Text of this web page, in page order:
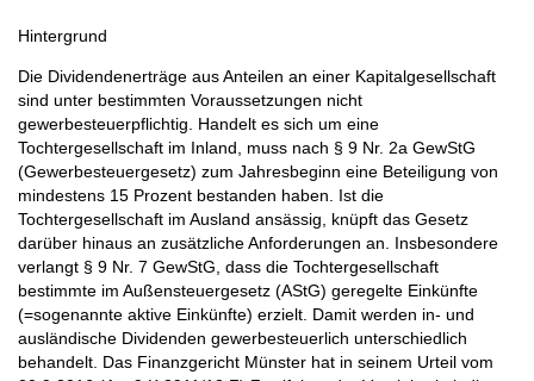
Hintergrund
Die Dividendenerträge aus Anteilen an einer Kapitalgesellschaft
sind unter bestimmten Voraussetzungen nicht
gewerbesteuerpflichtig. Handelt es sich um eine
Tochtergesellschaft im Inland, muss nach § 9 Nr. 2a GewStG
(Gewerbesteuergesetz) zum Jahresbeginn eine Beteiligung von
mindestens 15 Prozent bestanden haben. Ist die
Tochtergesellschaft im Ausland ansässig, knüpft das Gesetz
darüber hinaus an zusätzliche Anforderungen an. Insbesondere
verlangt § 9 Nr. 7 GewStG, dass die Tochtergesellschaft
bestimmte im Außensteuergesetz (AStG) geregelte Einkünfte
(=sogenannte aktive Einkünfte) erzielt. Damit werden in- und
ausländische Dividenden gewerbesteuerlich unterschiedlich
behandelt. Das Finanzgericht Münster hat in seinem Urteil vom